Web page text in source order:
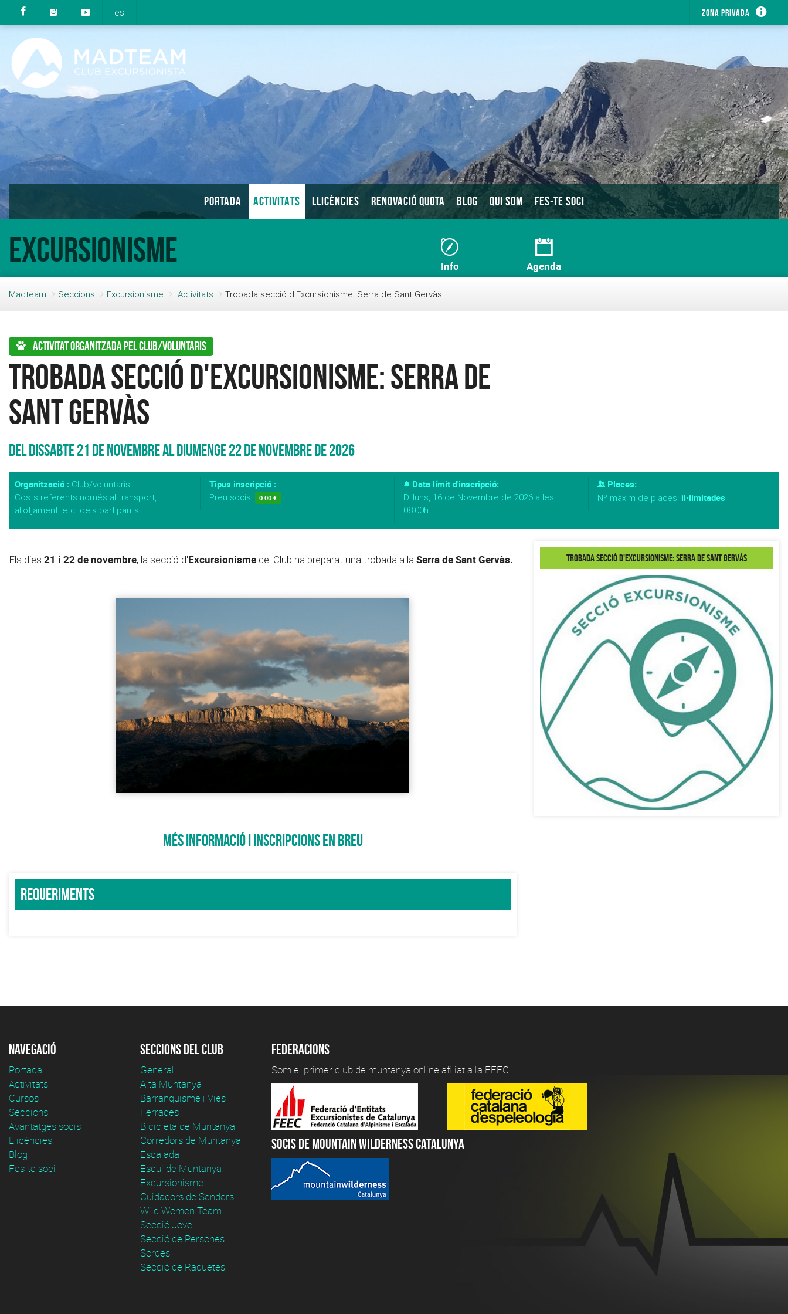
es Zona privada
PORTADA ACTIVITATS LLICÈNCIES RENOVACIÓ QUOTA BLOG QUI SOM FES-TE SOCI
Excursionisme Info Agenda
Madteam Seccions Excursionisme Activitats Trobada secció d'Excursionisme: Serra de Sant Gervàs
Activitat organitzada pel club/voluntaris
Trobada secció d'Excursionisme: Serra de
Sant Gervàs
Del Dissabte 21 de Novembre al Diumenge 22 de Novembre de 2026
Organització : Club/voluntaris
Costs referents només al transport,
allotjament, etc. dels partipants.
Tipus inscripció :
Preu socis: 0.00 €
Data límit d'inscripció:
Dilluns, 16 de Novembre de 2026 a les
08:00h
Places:
Nº màxim de places: il·limitades
Els dies 21 i 22 de novembre, la secció d'Excursionisme del Club ha preparat una trobada a laSerra de Sant Gervàs.
MÉS INFORMACIÓ I INSCRIPCIONS EN BREU
Requeriments
.
Trobada secció d'Excursionisme: Serra de Sant Gervàs
Navegació
Portada
Activitats
Cursos
Seccions
Avantatges socis
Llicències
Blog
Fes-te soci
Seccions del club
General
Alta Muntanya
Barranquisme i Vies
Ferrades
Bicicleta de Muntanya
Corredors de Muntanya
Escalada
Esqui de Muntanya
Excursionisme
Cuidadors de Senders
Wild Women Team
Secció Jove
Secció de Persones
Sordes
Secció de Raquetes
Federacions
Som el primer club de muntanya online afiliat a la FEEC.
Socis de Mountain Wilderness Catalunya